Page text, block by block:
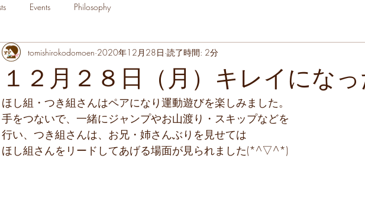
Events Philosophy
１２月２８日（月）キレイにな
tomishirokodomoen 2020年12月28日 読了時間: 2分
ほし組・つき組さんはペアになり運動遊びを楽しみました。
手をつないで、一緒にジャンプやお山渡り・スキップなどを
行い、つき組さんは、お兄・姉さんぶりを見せては
ほし組さんをリードしてあげる場面が見られました(*^▽^*)